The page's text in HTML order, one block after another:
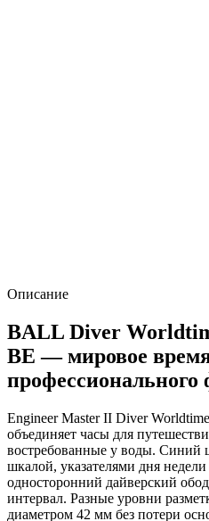
Описание
BALL Diver
BE — мировое
профессионального
Engineer Master II Diver
объединяет часы для
востребованные у воды. Синий
шкалой, указателями дня
односторонний дайверский
интервал. Разные уровни
диаметром 42 мм без потери